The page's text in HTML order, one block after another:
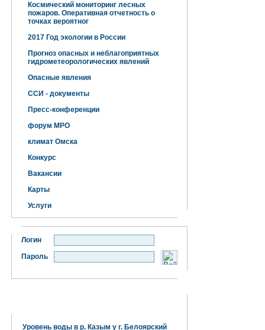
Космический мониторинг лесных
пожаров. Оперативная отчетность о
точках вероятног
2017 Год экологии в России
Прогноз опасных и неблагоприятных
гидрометеорологических явлений
Опасные явления
ССИ - документы
Пресс-конференции
форум МРО
климат Омска
Конкурс
Вакансии
Карты
Услуги
Логин
Пароль
Уровень воды в р. Казым у г. Белоярский